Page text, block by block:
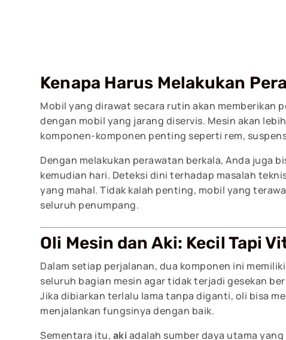
Kenapa Harus Melakukan
Mobil yang dirawat secara rutin akan memberikan
dengan mobil yang jarang diservis. Mesin akan
komponen-komponen penting seperti rem,
Dengan melakukan perawatan berkala, Anda juga
kemudian hari. Deteksi dini terhadap masalah
yang mahal. Tidak kalah penting, mobil yang
seluruh penumpang.
Oli Mesin dan Aki: Kecil Tapi
Dalam setiap perjalanan, dua komponen ini
seluruh bagian mesin agar tidak terjadi gesekan
Jika dibiarkan terlalu lama tanpa diganti, oli bisa
menjalankan fungsinya dengan baik.
Sementara itu, akiadalah sumber daya utama